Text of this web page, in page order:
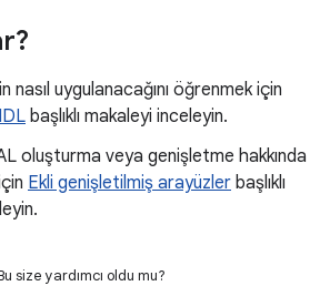
nasıl uygulanacağını öğrenmek için
başlıklı makaleyi inceleyin.
oluşturma veya genişletme hakkında
Ekli genişletilmiş arayüzler başlıklı
size yardımcı oldu mu?